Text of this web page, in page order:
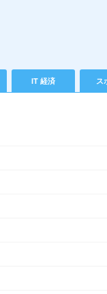
IT 経済 ス